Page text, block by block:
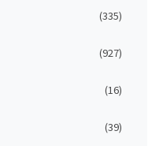
(335)
(927)
(16)
(39)